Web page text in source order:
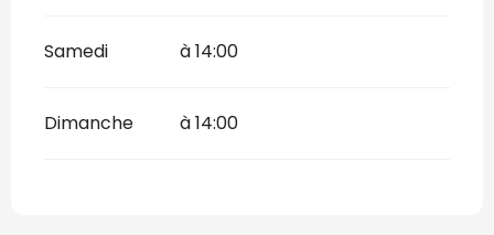
Samedi à 14:00
Dimanche à 14:00